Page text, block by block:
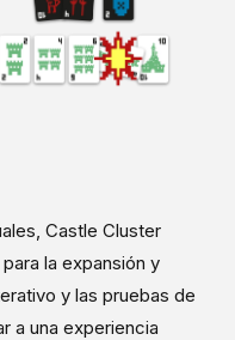
Castle Cluster
la expansión y
y las pruebas de
a una experiencia